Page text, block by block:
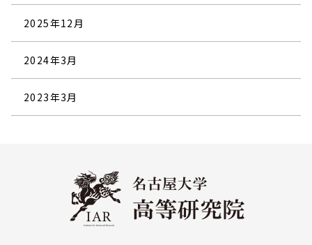
2025年12月
2024年3月
2023年3月